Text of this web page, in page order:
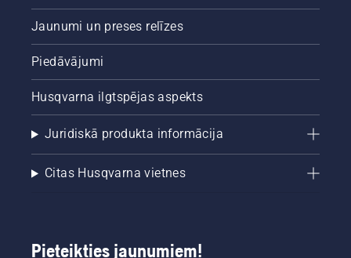
Jaunumi un preses relīzes
Piedāvājumi
Husqvarna ilgtspējas aspekts
Juridiskā produkta informācija
Citas Husqvarna vietnes
Pieteikties jaunumiem!